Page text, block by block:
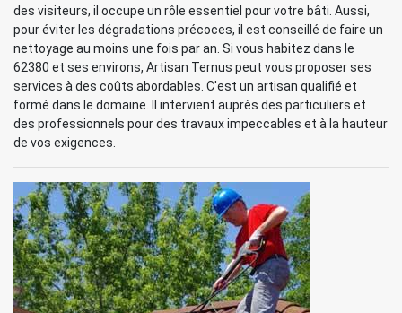
des visiteurs, il occupe un rôle essentiel pour votre bâti. Aussi,
pour éviter les dégradations précoces, il est conseillé de faire un
nettoyage au moins une fois par an. Si vous habitez dans le
62380 et ses environs, Artisan Ternus peut vous proposer ses
services à des coûts abordables. C'est un artisan qualifié et
formé dans le domaine. Il intervient auprès des particuliers et
des professionnels pour des travaux impeccables et à la hauteur
de vos exigences.